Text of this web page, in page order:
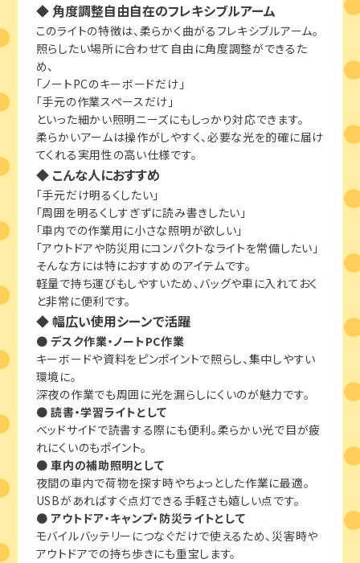
◆ 角度調整自由自在のフレキシブルアーム
このライトの特徴は、柔らかく曲がるフレキシブルアーム。
照らしたい場所に合わせて自由に角度調整ができるた
め、
「ノートPCのキーボードだけ」
「手元の作業スペースだけ」
といった細かい照明ニーズにもしっかり対応できます。
柔らかいアームは操作がしやすく、必要な光を的確に届け
てくれる実用性の高い仕様です。
◆ こんな人におすすめ
「手元だけ明るくしたい」
「周囲を明るくしすぎずに読み書きしたい」
「車内での作業用に小さな照明が欲しい」
「アウトドアや防災用にコンパクトなライトを常備したい」
そんな方には特におすすめのアイテムです。
軽量で持ち運びもしやすいため、バッグや車に入れておく
と非常に便利です。
◆ 幅広い使用シーンで活躍
●デスク作業・ノートPC作業
キーボードや資料をピンポイントで照らし、集中しやすい
環境に。
深夜の作業でも周囲に光を漏らしにくいのが魅力です。
●読書・学習ライトとして
ベッドサイドで読書する際にも便利。柔らかい光で目が疲
れにくいのもポイント。
●車内の補助照明として
夜間の車内で荷物を探す時やちょっとした作業に最適。
USBがあればすぐ点灯できる手軽さも嬉しい点です。
●アウトドア・キャンプ・防災ライトとして
モバイルバッテリーにつなぐだけで使えるため、災害時や
アウトドアでの持ち歩きにも重宝します。